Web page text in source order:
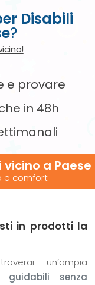
Disabili
?
e provare
in 48h
vicino a Paese
e comfort
in prodotti la
un’ampia
guidabili senza